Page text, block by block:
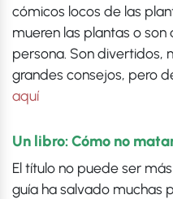
cómicos locos de las
mueren las plantas o
persona. Son divertidos,
grandes consejos, pero
aquí
Un libro: Cómo no
El título no puede ser
guía ha salvado muchas